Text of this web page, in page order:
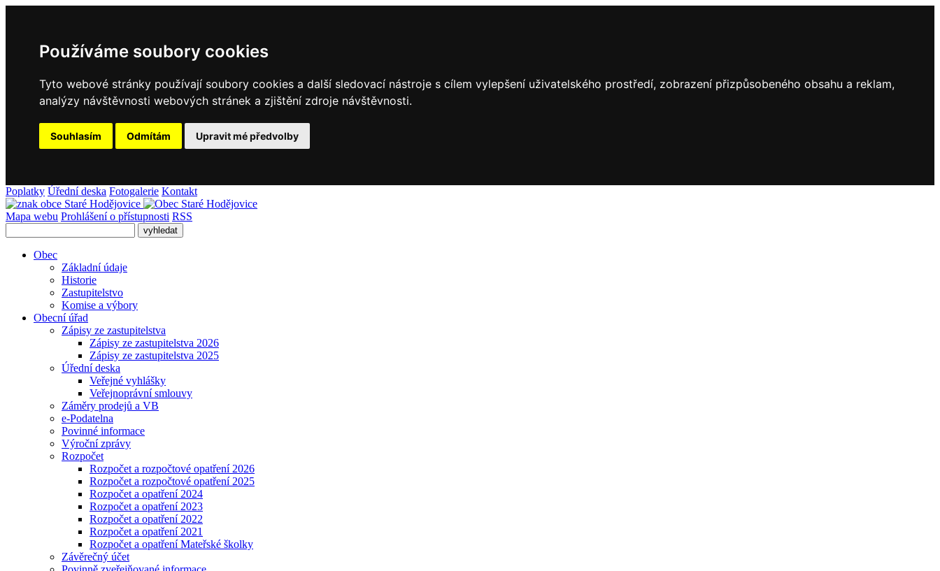
Používáme soubory cookies
Tyto webové stránky používají soubory cookies a další sledovací nástroje s cílem vylepšení uživatelského prostředí, zobrazení přizpůsobeného obsahu a reklam,
analýzy návštěvnosti webových stránek a zjištění zdroje návštěvnosti.
Souhlasím Odmítám Upravit mé předvolby
Poplatky Úřední deska Fotogalerie Kontakt
Mapa webu Prohlášení o přístupnosti RSS
Obec
Základní údaje
Historie
Zastupitelstvo
Komise a výbory
Obecní úřad
Zápisy ze zastupitelstva
Zápisy ze zastupitelstva 2026
Zápisy ze zastupitelstva 2025
Úřední deska
Veřejné vyhlášky
Veřejnoprávní smlouvy
Záměry prodejů a VB
e-Podatelna
Povinné informace
Výroční zprávy
Rozpočet
Rozpočet a rozpočtové opatření 2026
Rozpočet a rozpočtové opatření 2025
Rozpočet a opatření 2024
Rozpočet a opatření 2023
Rozpočet a opatření 2022
Rozpočet a opatření 2021
Rozpočet a opatření Mateřské školky
Závěrečný účet